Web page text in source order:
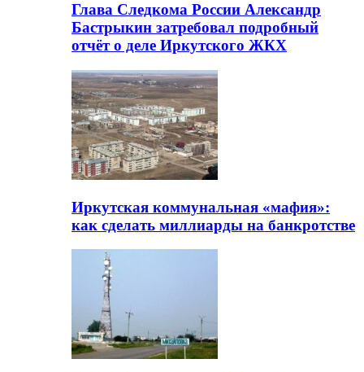
Глава Следкома России Александр
Бастрыкин затребовал подробный
отчёт о деле Иркутского ЖКХ
Иркутская коммунальная «мафия»:
как сделать миллиарды на банкротстве